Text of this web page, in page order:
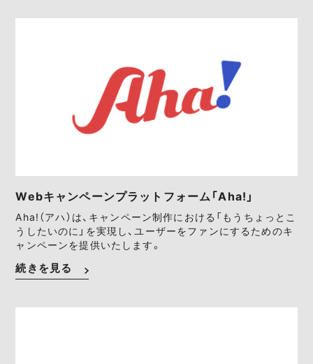
Webキャンペーンプラットフォーム「Aha!」
Aha!（アハ）は、キャンペーン制作における「もうちょっとこ
うしたいのに」を実現し、ユーザーをファンにするためのキ
ャンペーンを提供いたします。
続きを見る